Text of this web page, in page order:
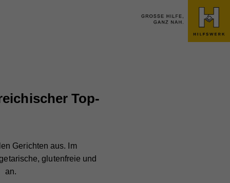
Top-
Gerichten aus. Im
glutenfreie und
an.